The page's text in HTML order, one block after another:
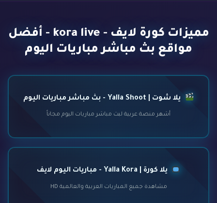
مميزات كورة لايف - kora live - أفضل
مواقع بث مباشر مباريات اليوم
يلا شوت | Yalla Shoot - بث مباشر مباريات اليوم
أشهر منصة عربية لبث مباشر مباريات اليوم مجاناً
يلا كورة | Yalla Kora - مباريات اليوم لايف
مشاهدة جميع المباريات العربية والعالمية HD